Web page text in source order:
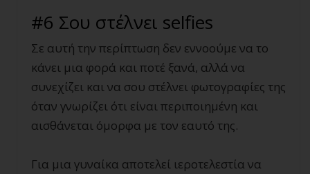
#6 Σου στέλνει selfies
Σε αυτή την περίπτωση δεν εννοούμε να το
κάνει μια φορά και ποτέ ξανά, αλλά να
συνεχίζει και να σου στέλνει φωτογραφίες της
όταν γνωρίζει ότι είναι περιποιημένη και
αισθάνεται όμορφα με τον εαυτό της.
Για μια γυναίκα αποτελεί ιεροτελεστία να